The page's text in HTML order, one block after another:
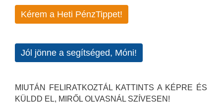
Kérem a Heti PénzTippet!
Jól jönne a segítséged, Móni!
MIUTÁN FELIRATKOZTÁL KATTINTS A KÉPRE ÉS
KÜLDD EL, MIRŐL OLVASNÁL SZÍVESEN!